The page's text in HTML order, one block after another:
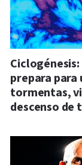
prepara para
tormentas,
descenso de